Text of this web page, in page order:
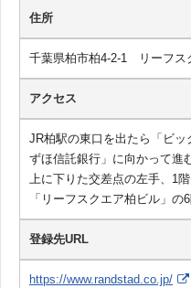
住所
千葉県柏市柏4-2-1 リーフス
アクセス
JR柏駅の東口を出たら「ビ
ずほ信託銀行」に向かって進
上に下りた交差点の左手、1
「リーフスクエア柏ビル」の
登録先URL
https://www.randstad.co.jp/